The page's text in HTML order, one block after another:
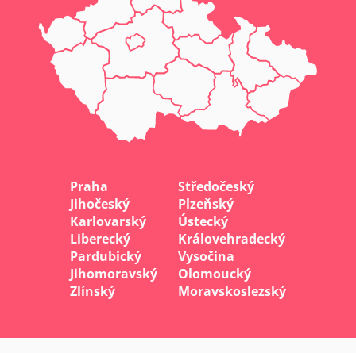
Praha
Středočeský
Jihočeský
Plzeňský
Karlovarský
Ústecký
Liberecký
Královehradecký
Pardubický
Vysočina
Jihomoravský
Olomoucký
Zlínský
Moravskoslezský